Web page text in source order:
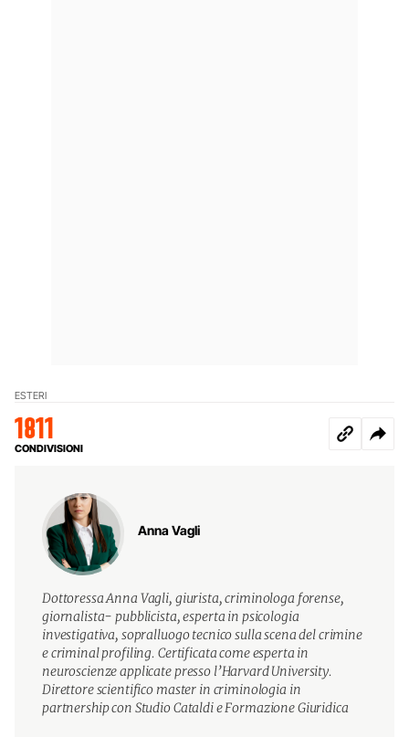
ESTERI
1811
CONDIVISIONI
Anna Vagli
Dottoressa Anna Vagli, giurista, criminologa forense,
giornalista- pubblicista, esperta in psicologia
investigativa, sopralluogo tecnico sulla scena del crimine
e criminal profiling. Certificata come esperta in
neuroscienze applicate presso l’Harvard University.
Direttore scientifico master in criminologia in
partnership con Studio Cataldi e Formazione Giuridica